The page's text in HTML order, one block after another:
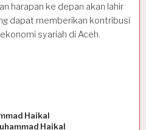
harapan ke depan akan lahir
dapat memberikan kontribusi
syariah di Aceh.
Haikal
Haikal